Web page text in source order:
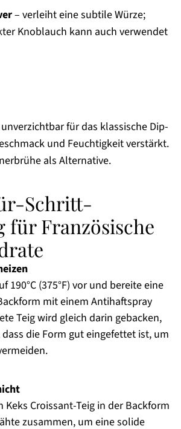
– verleiht eine subtile Würze;
Knoblauch kann auch verwendet
für das klassische Dip-
und Feuchtigkeit verstärkt.
als Alternative.
Schritt-
für Französische
190°C (375°F) vor und bereite eine
mit einem Antihaftspray
Teig wird gleich darin gebacken,
die Form gut eingefettet ist, um
Croissant-Teig in der Backform
zusammen, um eine solide